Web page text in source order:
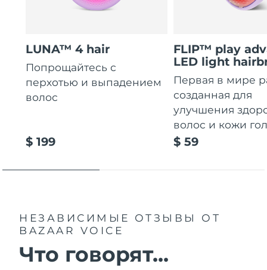
LUNA™ 4 hair
Попрощайтесь с
перхотью и выпадением
волос
$ 199
FLIP™ play
LED light
Первая в мире
созданная для
улучшения
волос и кожи
$ 59
НЕЗАВИСИМЫЕ ОТЗЫВЫ
ОТ
BAZAAR VOICE
Что говорят...